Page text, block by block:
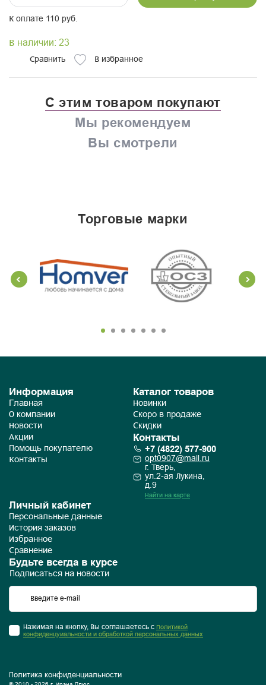
К оплате 110 руб.
В наличии: 23
Сравнить В избранное
С этим товаром покупают
Мы рекомендуем
Вы смотрели
торговые марки
Информация
Главная
О компании
Новости
Акции
Помощь покупателю
Контакты
Каталог товаров
Новинки
Скоро в продаже
Скидки
Контакты
+7 (4822) 577-900
opt0907@mail.ru
г. Тверь,
ул.2-ая Лукина,
д.9
Найти на карте
Личный кабинет
Персональные данные
История заказов
Избранное
Сравнение
Будьте всегда в курсе
Подписаться на новости
Нажимая на кнопку, Вы соглашаетесь с Политикой
конфиденцуиальности и обработкой персональных данных
Политика конфиденциальности